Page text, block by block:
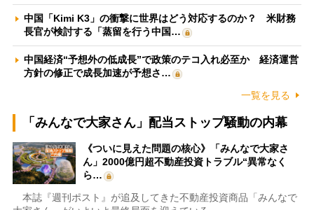
中国「Kimi K3」の衝撃に世界はどう対応するのか？ 米財務
長官が検討する「蒸留を行う中国…
中国経済“予想外の低成長”で政策のテコ入れ必至か 経済運営
方針の修正で成長加速が予想さ…
一覧を見る
「みんなで大家さん」配当ストップ騒動の内幕
《ついに見えた問題の核心》「みんなで大家さ
ん」2000億円超不動産投資トラブル“異常なく
ら…
本誌『週刊ポスト』が追及してきた不動産投資商品「みんなで